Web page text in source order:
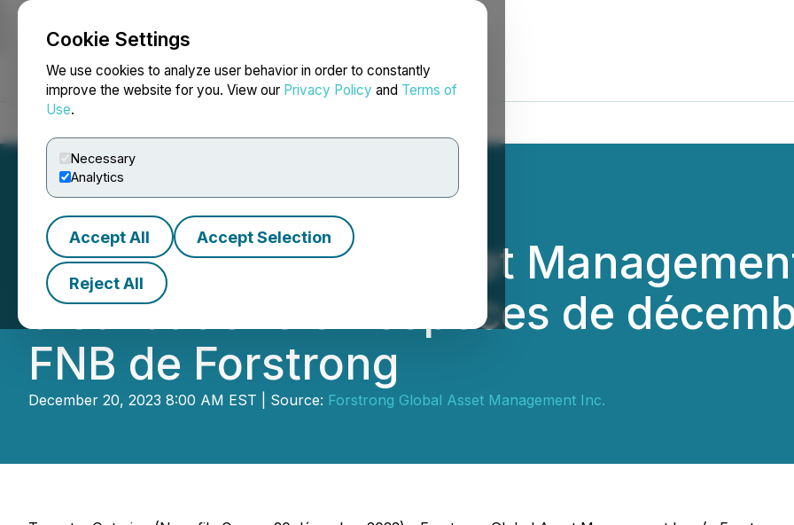
Cookie Settings
We use cookies to analyze user behavior in order to constantly
improve the website for you. View our Privacy Policy and Terms of
Use.
Necessary
Analytics
Accept All Accept Selection
Reject All
NEWSFILE
Forstrong Global Asset
distributions en espèces de
FNB de Forstrong
December 20, 2023 8:00 AM EST | Source: Forstrong Global Asset Management Inc.